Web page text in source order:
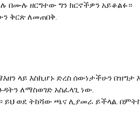
ዘርግተው ግን ክርኖችዎን አይቆልፉ።
ቅርጽ ለመጠበቅ.
ላይ እስኪሆኑ ድረስ ሰውነታችሁን በዝግታ
ለማስወገድ አስፈላጊ ነው.
ይህ ወደ ትከሻው ጫና ሊያመራ ይችላል.